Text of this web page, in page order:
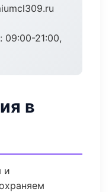
09:00-21:00,
в
и